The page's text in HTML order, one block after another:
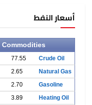
أسعار النفط
Commodities
Crude Oil
77.55
Natural Gas
2.65
Gasoline
2.70
Heating Oil
3.89